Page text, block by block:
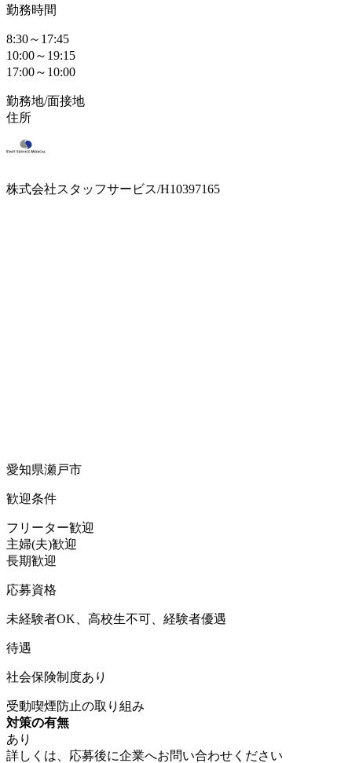
勤務時間
8:30～17:45
10:00～19:15
17:00～10:00
勤務地/面接地
住所
株式会社スタッフサービス/H10397165
愛知県瀬戸市
歓迎条件
フリーター歓迎
主婦(夫)歓迎
長期歓迎
応募資格
未経験者OK、高校生不可、経験者優遇
待遇
社会保険制度あり
受動喫煙防止の取り組み
対策の有無
あり
詳しくは、応募後に企業へお問い合わせください